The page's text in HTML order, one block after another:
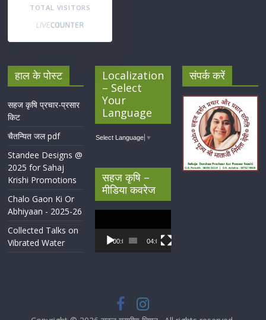
TOTAL VISITORS
हाल के पोस्ट
सहज कृषि प्रचार-प्रसार
किट
चैतन्यित जल pdf
Standee Designs @
2025 for Sahaj
Krishi Promotions
Chalo Gaon Ki Or
Abhiyaan - 2025-26
Collected Talks on
Vibrated Water
Localization
– Select
Your
Language
Select Language ▼
सहज कृषि –
मीडिया कवरेज
Player
00:00 04:07
संपर्क करें